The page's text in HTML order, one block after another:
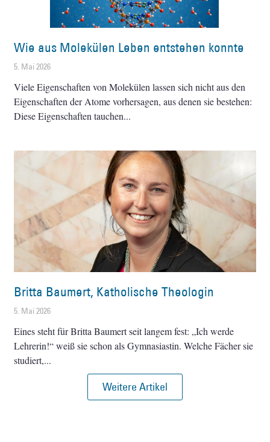
Wie aus Molekülen Leben entstehen konnte
5. Mai 2026
Viele Eigenschaften von Molekülen lassen sich nicht aus den
Eigenschaften der Atome vorhersagen, aus denen sie bestehen:
Diese Eigenschaften tauchen
Britta Baumert, Katholische Theologin
5. Mai 2026
Eines steht für Britta Baumert seit langem fest: „Ich werde
Lehrerin!“ weiß sie schon als Gymnasiastin. Welche Fächer sie
studiert,
Weitere Artikel